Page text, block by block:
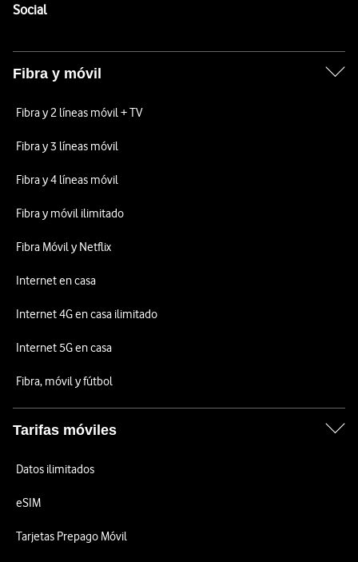
SocialEnlaces a las redes sociales de Vodafone
Fibra y móvil
Fibra y 2 líneas móvil + TV
Fibra y 3 líneas móvil
Fibra y 4 líneas móvil
Fibra y móvil ilimitado
Fibra Móvil y Netflix
Internet en casa
Internet 4G en casa ilimitado
Internet 5G en casa
Fibra, móvil y fútbol
Tarifas móviles
Datos ilimitados
eSIM
Tarjetas Prepago Móvil